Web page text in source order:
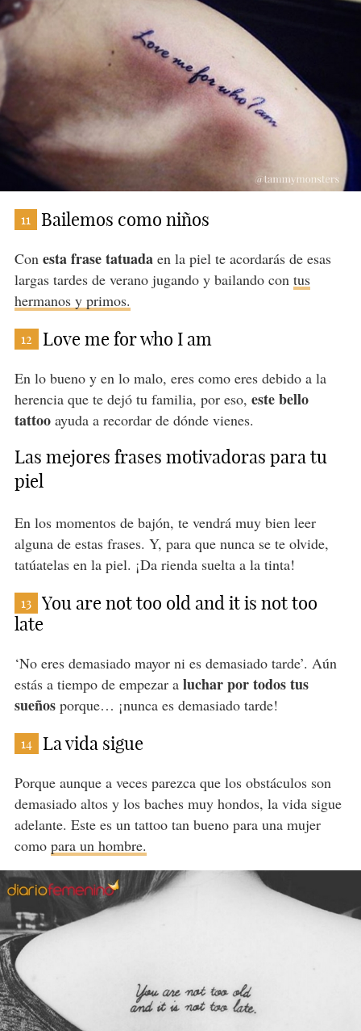
11 Bailemos como niños
Conesta frase tatuadaen la piel te acordarás de esas
largas tardes de verano jugando y bailando con tus
hermanos y primos.
12 Love me for who I am
En lo bueno y en lo malo, eres como eres debido a la
herencia que te dejó tu familia, por eso, este bello
tattooayuda a recordar de dónde vienes.
Las mejores frases motivadoras para tu
piel
En los momentos de bajón, te vendrá muy bien leer
alguna de estas frases. Y, para que nunca se te olvide,
tatúatelas en la piel. ¡Da rienda suelta a la tinta!
13
You are not too old and it is not too
late
‘No eres demasiado mayor ni es demasiado tarde’. Aún
estás a tiempo de empezar aluchar por todos tus
sueñosporque… ¡nunca es demasiado tarde!
14 La vida sigue
Porque aunque a veces parezca que los obstáculos son
demasiado altos y los baches muy hondos, la vida sigue
adelante. Este es un tattoo tan bueno para una mujer
como para un hombre.